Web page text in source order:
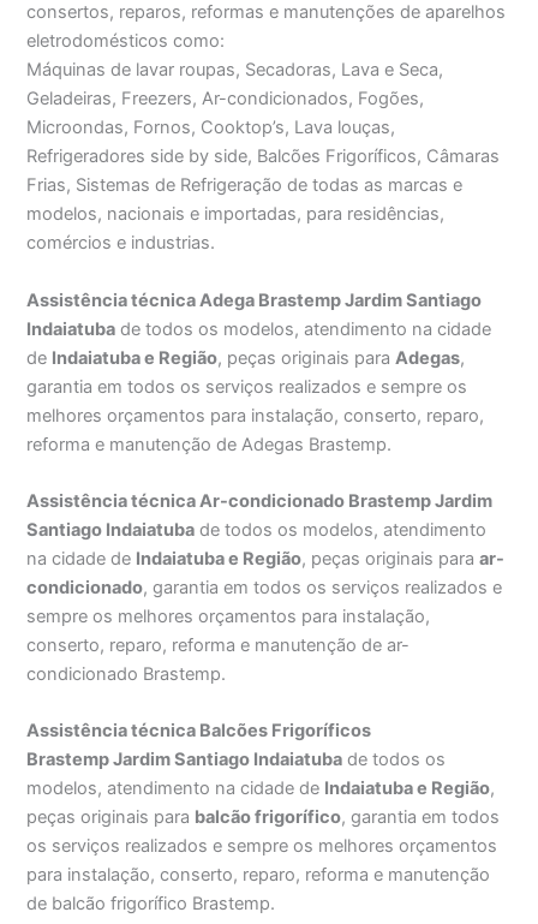
consertos, reparos, reformas e manutenções de aparelhos
eletrodomésticos como:
Máquinas de lavar roupas, Secadoras, Lava e Seca,
Geladeiras, Freezers, Ar-condicionados, Fogões,
Microondas, Fornos, Cooktop’s, Lava louças,
Refrigeradores side by side, Balcões Frigoríficos, Câmaras
Frias, Sistemas de Refrigeração de todas as marcas e
modelos, nacionais e importadas, para residências,
comércios e industrias.
Assistência técnica Adega Brastemp Jardim Santiago
Indaiatuba de todos os modelos, atendimento na cidade
de Indaiatuba e Região, peças originais paraAdegas,
garantia em todos os serviços realizados e sempre os
melhores orçamentos para instalação, conserto, reparo,
reforma e manutenção de Adegas Brastemp.
Assistência técnica Ar-condicionado Brastemp Jardim
Santiago Indaiatuba de todos os modelos, atendimento
na cidade de Indaiatuba e Região, peças originais paraar-
condicionado, garantia em todos os serviços realizados e
sempre os melhores orçamentos para instalação,
conserto, reparo, reforma e manutenção de ar-
condicionado Brastemp.
Assistência técnica Balcões Frigoríficos
Brastemp Jardim Santiago Indaiatuba de todos os
modelos, atendimento na cidade de Indaiatuba e Região,
peças originais para balcão frigorífico, garantia em todos
os serviços realizados e sempre os melhores orçamentos
para instalação, conserto, reparo, reforma e manutenção
de balcão frigorífico Brastemp.